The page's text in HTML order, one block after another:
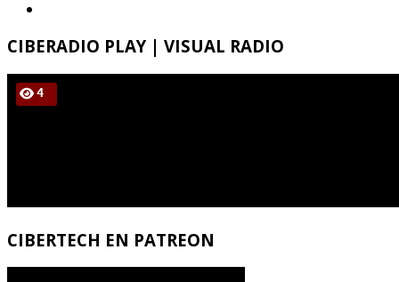
CIBERADIO PLAY | VISUAL RADIO
CIBERTECH EN PATREON